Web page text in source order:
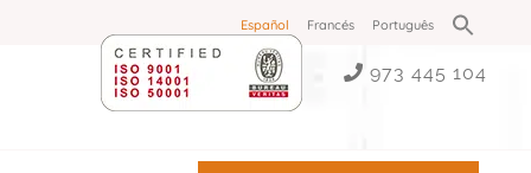
Español Francés Português
973 445 104